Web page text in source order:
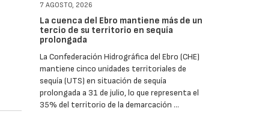
7 AGOSTO, 2026
La cuenca del Ebro mantiene más de un
tercio de su territorio en sequía
prolongada
La Confederación Hidrográfica del Ebro (CHE)
mantiene cinco unidades territoriales de
sequía (UTS) en situación de sequía
prolongada a 31 de julio, lo que representa el
35% del territorio de la demarcación …